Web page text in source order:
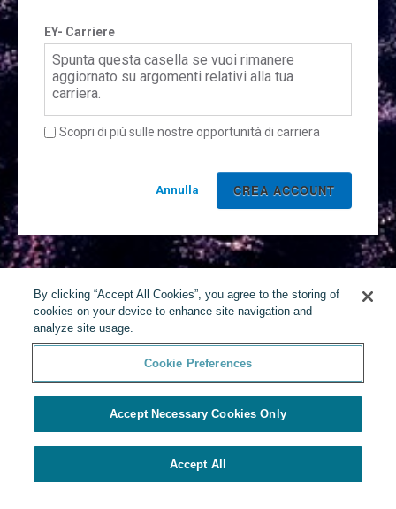
EY- Carriere
Spunta questa casella se vuoi rimanere
aggiornato su argomenti relativi alla tua
carriera.
Scopri di più sulle nostre opportunità di carriera
Annulla
By clicking “Accept All Cookies”, you agree to the storing of
cookies on your device to enhance site navigation and
analyze site usage.
Cookie Preferences
Accept Necessary Cookies Only
Accept All